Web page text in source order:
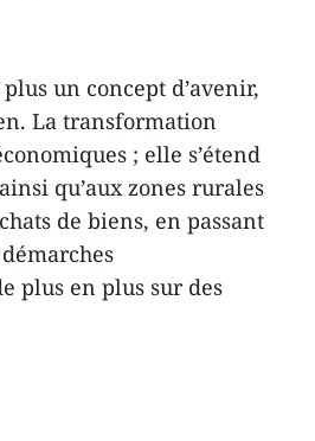
un concept d’avenir,
La transformation
; elle s’étend
qu’aux zones rurales
de biens, en passant
plus en plus sur des